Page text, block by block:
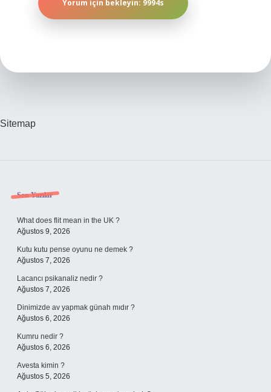
Sitemap
Sidebar
Son Yazılar
What does flit mean in the UK ?
Ağustos 9, 2026
Kutu kutu pense oyunu ne demek ?
Ağustos 7, 2026
Lacancı psikanaliz nedir ?
Ağustos 7, 2026
Dinimizde av yapmak günah mıdır ?
Ağustos 6, 2026
Kumru nedir ?
Ağustos 6, 2026
Avesta kimin ?
Ağustos 5, 2026